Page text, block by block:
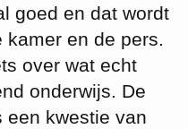
goed en dat wordt
kamer en de pers.
over wat echt
onderwijs. De
een kwestie van